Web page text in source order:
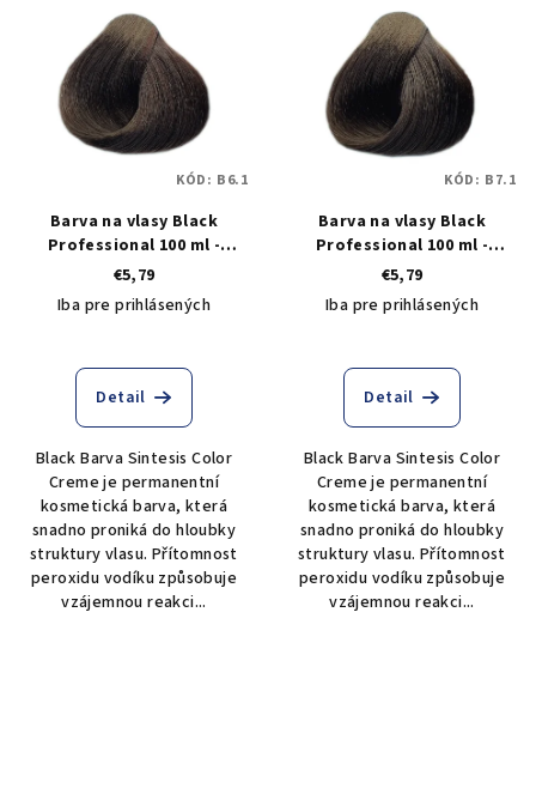
Barva na vlasy Black
Professional 100 ml -
odstín 6.1 popelavý tmavý
blond
€5,79
Iba pre prihlásených
Detail
Black Barva Sintesis Color
Creme je permanentní
kosmetická barva, která
snadno proniká do hloubky
struktury vlasu. Přítomnost
peroxidu vodíku způsobuje
vzájemnou reakci...
KÓD: B6.1
Barva na vlasy Black
Professional 100 ml -
odstín 7.1 popelavý střední
blond
€5,79
Iba pre prihlásených
Detail
Black Barva Sintesis Color
Creme je permanentní
kosmetická barva, která
snadno proniká do hloubky
struktury vlasu. Přítomnost
peroxidu vodíku způsobuje
vzájemnou reakci...
KÓD: B7.1